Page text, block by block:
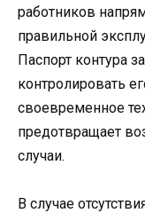
работников
правильной
Паспорт контура
контролировать
своевременное
предотвращает
случаи.
В случае